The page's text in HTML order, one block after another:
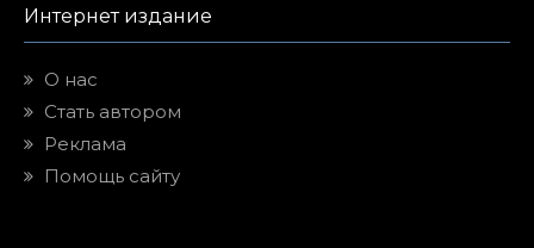
Интернет издание
О нас
Стать автором
Реклама
Помощь сайту